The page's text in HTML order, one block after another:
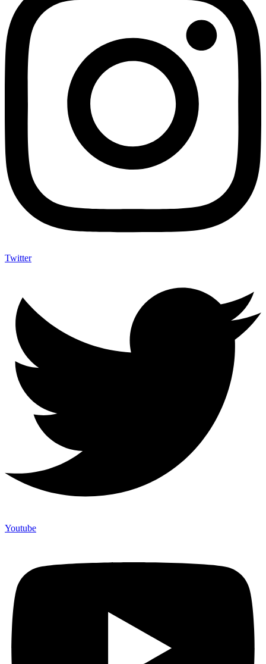
Twitter
Youtube